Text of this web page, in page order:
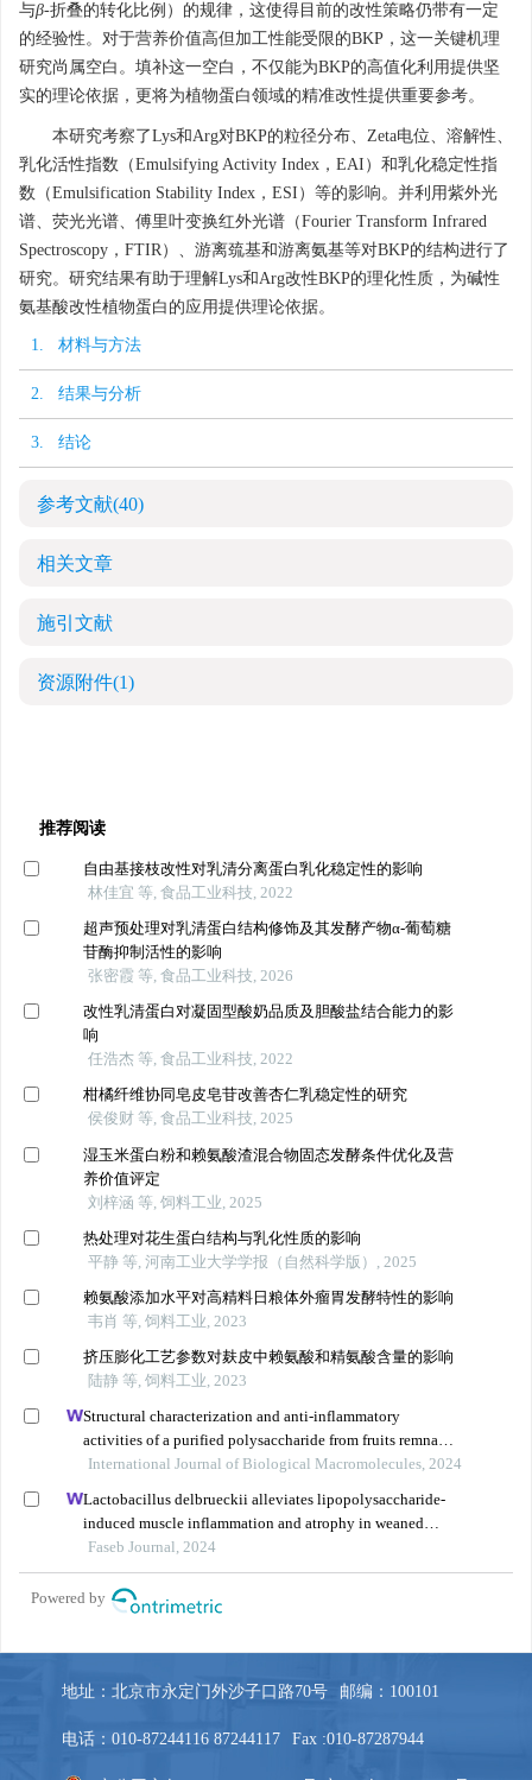
与β-折叠的转化比例）的规律，这使得目前的改性策略仍带有一定
的经验性。对于营养价值高但加工性能受限的BKP，这一关键机理
研究尚属空白。填补这一空白，不仅能为BKP的高值化利用提供坚
实的理论依据，更将为植物蛋白领域的精准改性提供重要参考。
本研究考察了Lys和Arg对BKP的粒径分布、Zeta电位、溶解性、
乳化活性指数（Emulsifying Activity Index，EAI）和乳化稳定性指
数（Emulsification Stability Index，ESI）等的影响。并利用紫外光
谱、荧光光谱、傅里叶变换红外光谱（Fourier Transform Infrared
Spectroscopy，FTIR）、游离巯基和游离氨基等对BKP的结构进行了
研究。研究结果有助于理解Lys和Arg改性BKP的理化性质，为碱性
氨基酸改性植物蛋白的应用提供理论依据。
1. 材料与方法
2. 结果与分析
3. 结论
参考文献(40)
相关文章
施引文献
资源附件(1)
地址：北京市永定门外沙子口路70号 邮编：100101
电话：010-87244116 87244117 Fax :010-87287944